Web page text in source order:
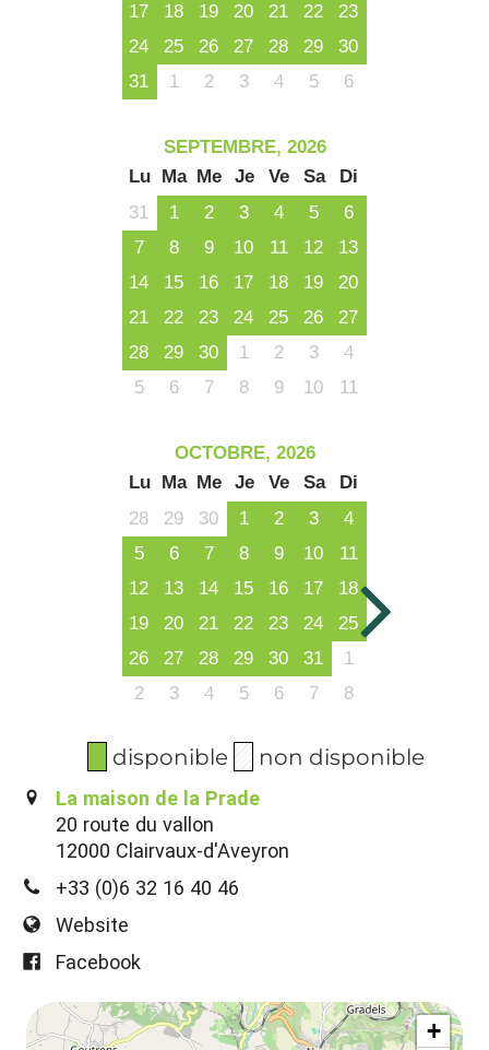
17
18 19 20 21 22
23
24
25 26 27 28 29
30
31
1 2 3 4 5 6
SEPTEMBRE, 2026
Lu
Ma Me Je Ve Sa
Di
31
1 2 3 4 5
6
7
8 9 10 11 12
13
14
15 16 17 18 19
20
21
22 23 24 25 26
27
28
29 30 1 2 3
4
5
6 7 8 9 10 11
OCTOBRE, 2026
Lu
Ma Me Je Ve Sa
Di
28
29 30 1 2 3
4
5
6 7 8 9 10
11
12
13 14 15 16 17
18
19
20 21 22 23 24
25
26
27 28 29 30 31
1
2
3 4 5 6 7 8
disponible non disponible
La maison de la Prade
20 route du vallon
12000 Clairvaux-d'Aveyron
+33 (0)6 32 16 40 46
Website
Facebook
+